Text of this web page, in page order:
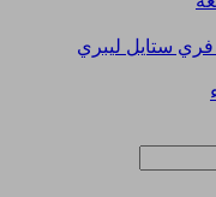
ستايل ليبري